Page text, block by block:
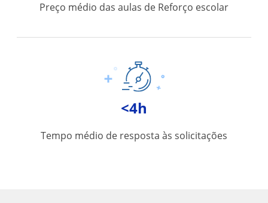
Preço médio das aulas de Reforço escolar
<4h
Tempo médio de resposta às solicitações